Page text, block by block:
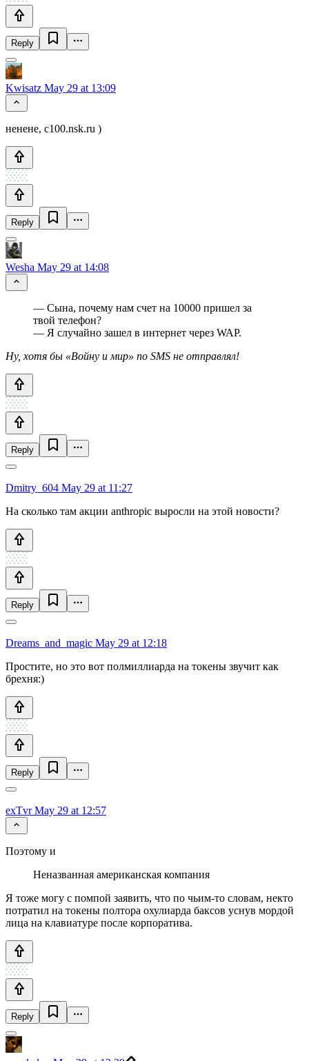
Reply
Kwisatz May 29 at 13:09
ненене, c100.nsk.ru )
Reply
Wesha May 29 at 14:08
— Сына, почему нам счет на 10000 пришел за
твой телефон?
— Я случайно зашел в интернет через WAP.
Ну, хотя бы «Войну и мир» по SMS не отправлял!
Reply
Dmitry_604 May 29 at 11:27
На сколько там акции anthropic выросли на этой новости?
Reply
Dreams_and_magic May 29 at 12:18
Простите, но это вот полмиллиарда на токены звучит как
брехня:)
Reply
exTvrMay 29 at 12:57
Поэтому и
Неназванная американская компания
Я тоже могу с помпой заявить, что по чьим-то словам, некто
потратил на токены полтора охулиарда баксов уснув мордой
лица на клавиатуре после корпоратива.
Reply